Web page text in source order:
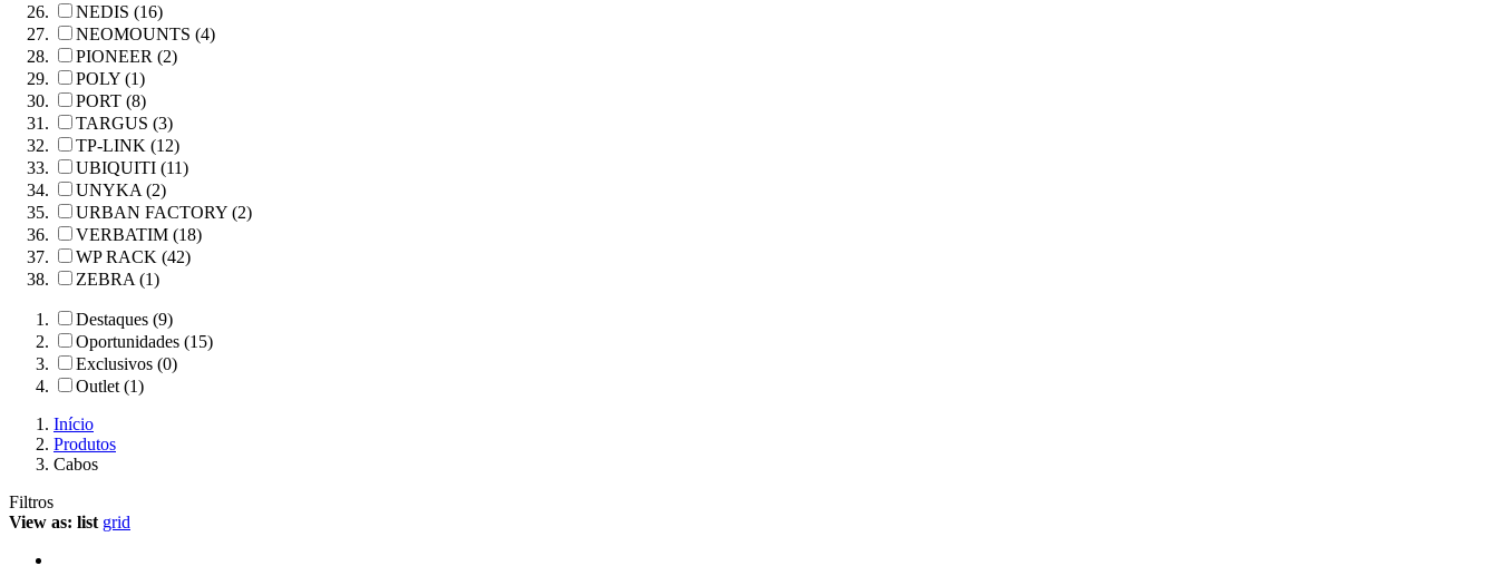
NEDIS (16)
NEOMOUNTS (4)
PIONEER (2)
POLY (1)
PORT (8)
TARGUS (3)
TP-LINK (12)
UBIQUITI (11)
UNYKA (2)
URBAN FACTORY (2)
VERBATIM (18)
WP RACK (42)
ZEBRA (1)
Destaques (9)
Oportunidades (15)
Exclusivos (0)
Outlet (1)
Início
Produtos
Cabos
Filtros
View as: list grid